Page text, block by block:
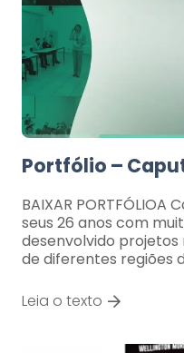
Portfólio –
BAIXAR
seus 26 anos com
desenvolvido
de diferentes regiões
Leia o texto